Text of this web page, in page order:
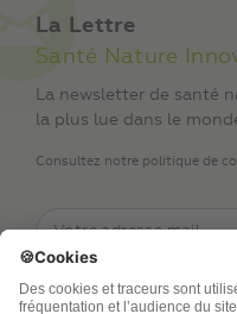
La Lettre
Santé Nature
La newsletter de santé
la plus lue dans le
Consultez notre politique de